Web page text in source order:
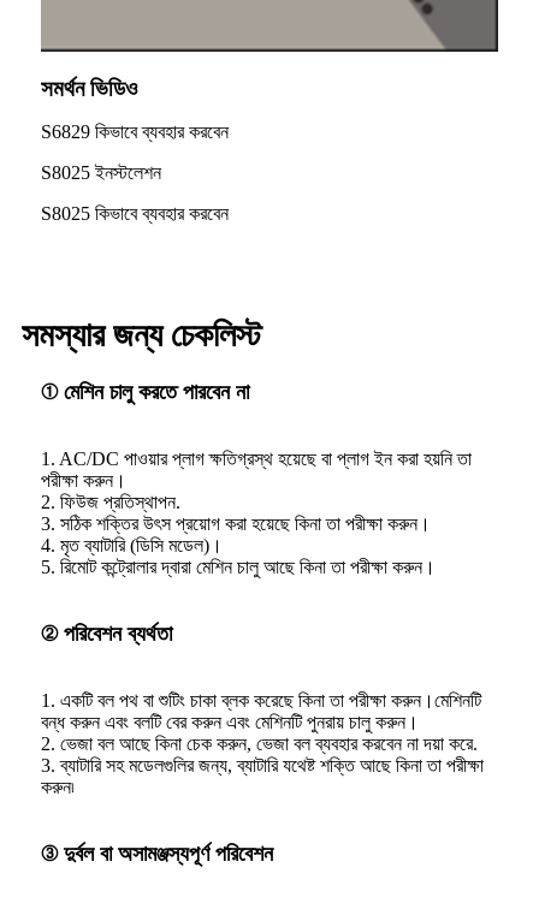
সমর্থন ভিডিও
S6829 কিভাবে ব্যবহার করবেন
S8025 ইনস্টলেশন
S8025 কিভাবে ব্যবহার করবেন
সমস্যার জন্য চেকলিস্ট
① মেশিন চালু করতে পারবেন না
1. AC/DC পাওয়ার প্লাগ ক্ষতিগ্রস্থ হয়েছে বা প্লাগ ইন করা হয়নি তা
পরীক্ষা করুন।
2. ফিউজ প্রতিস্থাপন.
3. সঠিক শক্তির উৎস প্রয়োগ করা হয়েছে কিনা তা পরীক্ষা করুন।
4. মৃত ব্যাটারি (ডিসি মডেল)।
5. রিমোট কন্ট্রোলার দ্বারা মেশিন চালু আছে কিনা তা পরীক্ষা করুন।
② পরিবেশন ব্যর্থতা
1. একটি বল পথ বা শুটিং চাকা ব্লক করেছে কিনা তা পরীক্ষা করুন।মেশিনটি
বন্ধ করুন এবং বলটি বের করুন এবং মেশিনটি পুনরায় চালু করুন।
2. ভেজা বল আছে কিনা চেক করুন, ভেজা বল ব্যবহার করবেন না দয়া করে.
3. ব্যাটারি সহ মডেলগুলির জন্য, ব্যাটারি যথেষ্ট শক্তি আছে কিনা তা পরীক্ষা
করুন৷
③ দুর্বল বা অসামঞ্জস্যপূর্ণ পরিবেশন